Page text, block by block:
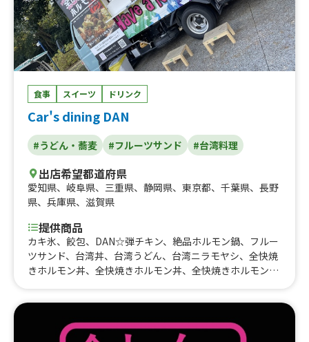
食事 スイーツ ドリンク
Car's dining DAN
#うどん・蕎麦 #フルーツサンド #台湾料理
出店希望都道府県
愛知県、 岐阜県、 三重県、 静岡県、 東京都、 千葉県、 長野
県、 兵庫県、 滋賀県
提供商品
カキ氷、餃包、DAN☆弾チキン、絶品ホルモン鍋、フルー
ツサンド、台湾丼、台湾うどん、台湾ニラモヤシ、全快焼
きホルモン丼、全快焼きホルモン丼、全快焼きホルモン焼